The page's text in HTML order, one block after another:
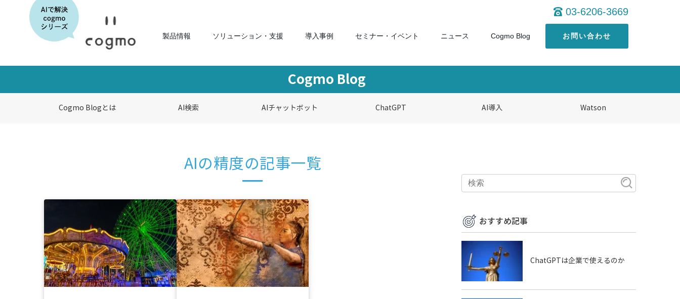
03-6206-3669
製品情報 ソリューション・支援 導入事例 セミナー・イベント ニュース Cogmo Blog お問い合わせ
Cogmo Blog
Cogmo Blogとは AI検索 AIチャットボット ChatGPT AI導入 Watson
AIの精度の記事一覧
おすすめ記事
ChatGPTは企業で使えるのか